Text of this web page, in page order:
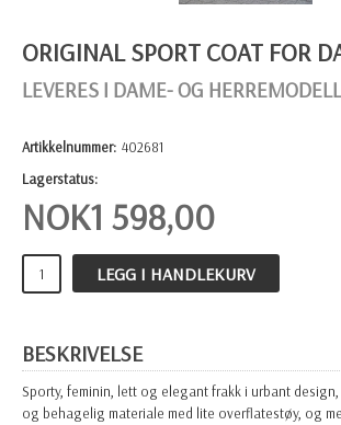
ORIGINAL SPORT COAT FOR
LEVERES I DAME- OG HERREMODELL
Artikkelnummer: 402681
Lagerstatus:
NOK1 598,00
LEGG I HANDLEKURV
BESKRIVELSE
Sporty, feminin, lett og elegant frakk i urbant
og behagelig materiale med lite overflatestøy, og